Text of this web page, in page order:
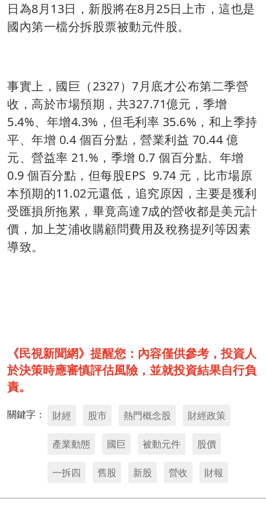
日為8月13日，新股將在8月25日上市，這也是
國內第一檔分拆股票被動元件股。
事實上，國巨（2327）7月底才公布第二季營
收，高於市場預期，共327.71億元，季增
5.4%、年增4.3%，但毛利率 35.6%，和上季持
平、年增 0.4 個百分點，營業利益 70.44 億
元、營益率 21.%，季增 0.7 個百分點、年增
0.9 個百分點，但每股EPS 9.74 元，比市場原
本預期的11.02元還低，追究原因，主要是獲利
受匯損所拖累，畢竟高達7成的營收都是美元計
價，加上芝浦收購顧問費用及稅務提列等因素
導致。
《民視新聞網》提醒您：內容僅供參考，投資人
於決策時應審慎評估風險，並就投資結果自行負
責。
關鍵字： 財經 股市 熱門概念股 財經政策
產業動態 國巨 被動元件 股價
一拆四 舊股 新股 營收 財報